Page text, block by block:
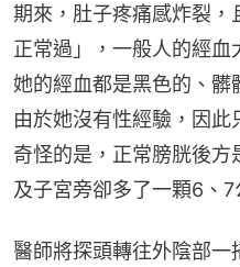
期來，肚子疼痛感炸裂，
正常過」，一般人的經血
她的經血都是黑色的、髒
由於她沒有性經驗，因
奇怪的是，正常膀胱後
及子宮旁卻多了一顆6、7
醫師將探頭轉往外陰部一